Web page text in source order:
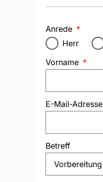
Anrede
Herr
Vorname
E-Mail-Adresse
Betreff